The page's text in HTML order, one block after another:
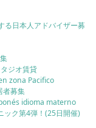
る日本人アドバイザー募
ジオ賃貸
zona Pacifico
者募集
idioma materno
ック第4弾！(25日開催)